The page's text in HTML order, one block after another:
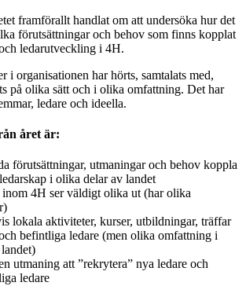
framförallt handlat om att undersöka hur det
förutsättningar och behov som finns kopplat
ledarutveckling i 4H.
i organisationen har hörts, samtalats med,
på olika sätt och i olika omfattning. Det har
ledare och ideella.
året är:
förutsättningar, utmaningar och behov koppla
i olika delar av landet
inom 4H ser väldigt olika ut (har olika
lokala aktiviteter, kurser, utbildningar, träffar
befintliga ledare (men olika omfattning i
utmaning att ”rekrytera” nya ledare och
ledare